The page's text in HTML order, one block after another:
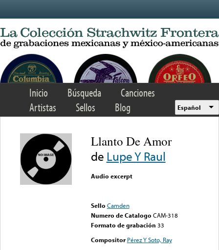
Inicio Búsqueda
Canciones
Artistas
Sellos Blog Español
Llanto De Amor
de Lupe Y Raul
Audio excerpt
Sello Camden
Numero de Catalogo CAM-318
Formato de grabación 33
Compositor Pérez Y Soto, Ray